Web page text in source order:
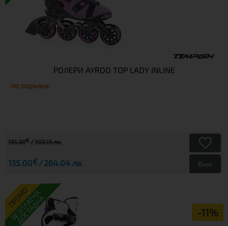
РОЛЕРИ AYROO TOP LADY INLINE
по поръчка
155.00€ 303.15 лв.
135.00€ 264.04 лв. Виж
ПРОМО
-11%
БЕЗПЛАТНА
ДОСТАВКА